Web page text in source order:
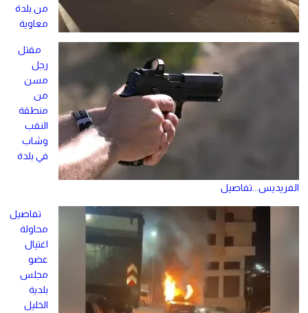
من بلدة
معاوية
مقتل
رجل
مسن
من
منطقة
النقب
وشاب
في بلدة
الفريديس...تفاصيل
تفاصيل
محاولة
اغتيال
عضو
مجلس
بلدية
الخليل